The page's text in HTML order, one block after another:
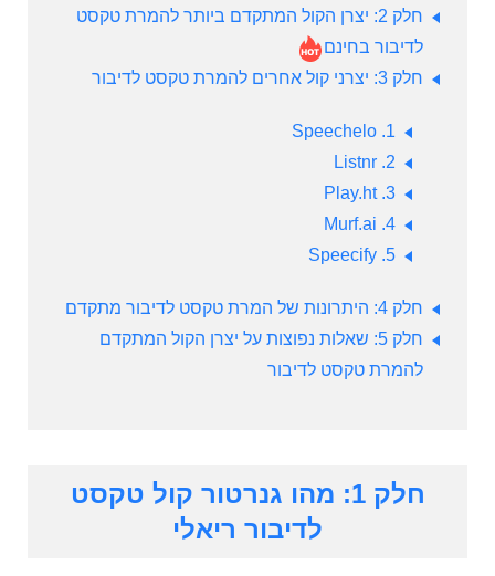
חלק 2: יצרן הקול המתקדם ביותר להמרת טקסט
לדיבור בחינם
חלק 3: יצרני קול אחרים להמרת טקסט לדיבור
1.
Speechelo
2.
Listnr
3.
Play.ht
4.
Murf.ai
5.
Speecify
חלק 4: היתרונות של המרת טקסט לדיבור מתקדם
חלק 5: שאלות נפוצות על יצרן הקול המתקדם
להמרת טקסט לדיבור
חלק 1: מהו גנרטור קול טקסט
לדיבור ריאלי